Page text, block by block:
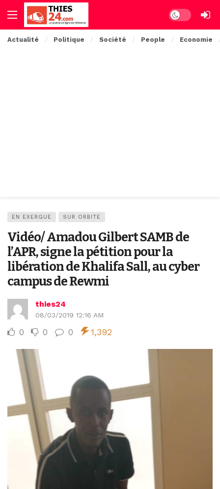
Dark mode
Actualité Politique Société People Economie
EN EXERGUE SUR ORBITE
Vidéo/ Amadou Gilbert SAMB de
l’APR, signe la pétition pour la
libération de Khalifa Sall, au cyber
campus de Rewmi
thies24
08/03/2019 12:16 AM
0 0 0 1,392